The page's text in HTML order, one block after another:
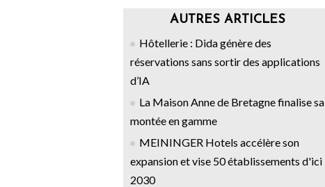
AUTRES ARTICLES
Hôtellerie : Dida génère des
réservations sans sortir des applications
d’IA
La Maison Anne de Bretagne finalise sa
montée en gamme
MEININGER Hotels accélère son
expansion et vise 50 établissements d'ici
2030